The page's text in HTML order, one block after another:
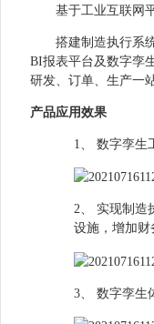
基于工业互联网
搭建制造执行系
BI报表平台及数字孪
研发、订单、生产一
产品应用效果
1、 数字孪生
2、 实现制造
设施，增加财
3、 数字孪生